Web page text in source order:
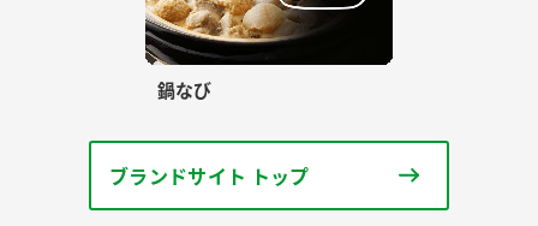
鍋なび
ブランドサイト トップ